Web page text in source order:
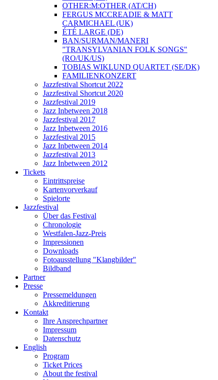
OTHER:M:OTHER (AT/CH)
FERGUS MCCREADIE & MATT
CARMICHAEL (UK)
ÉTÉ LARGE (DE)
BAN/SURMAN/MANERI
"TRANSYLVANIAN FOLK SONGS"
(RO/UK/US)
TOBIAS WIKLUND QUARTET (SE/DK)
FAMILIENKONZERT
Jazzfestival Shortcut 2022
Jazzfestival Shortcut 2020
Jazzfestival 2019
Jazz Inbetween 2018
Jazzfestival 2017
Jazz Inbetween 2016
Jazzfestival 2015
Jazz Inbetween 2014
Jazzfestival 2013
Jazz Inbetween 2012
Tickets
Eintrittspreise
Kartenvorverkauf
Spielorte
Jazzfestival
Über das Festival
Chronologie
Westfalen-Jazz-Preis
Impressionen
Downloads
Fotoausstellung "Klangbilder"
Bildband
Partner
Presse
Pressemeldungen
Akkreditierung
Kontakt
Ihre Ansprechpartner
Impressum
Datenschutz
English
Program
Ticket Prices
About the festival